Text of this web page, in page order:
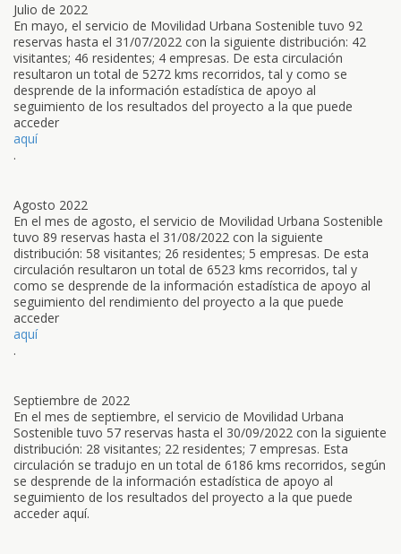
Julio de 2022
En mayo, el servicio de Movilidad Urbana Sostenible tuvo 92
reservas hasta el 31/07/2022 con la siguiente distribución: 42
visitantes; 46 residentes; 4 empresas. De esta circulación
resultaron un total de 5272 kms recorridos, tal y como se
desprende de la información estadística de apoyo al
seguimiento de los resultados del proyecto a la que puede
acceder
aquí
.
Agosto 2022
En el mes de agosto, el servicio de Movilidad Urbana Sostenible
tuvo 89 reservas hasta el 31/08/2022 con la siguiente
distribución: 58 visitantes; 26 residentes; 5 empresas. De esta
circulación resultaron un total de 6523 kms recorridos, tal y
como se desprende de la información estadística de apoyo al
seguimiento del rendimiento del proyecto a la que puede
acceder
aquí
.
Septiembre de 2022
En el mes de septiembre, el servicio de Movilidad Urbana
Sostenible tuvo 57 reservas hasta el 30/09/2022 con la siguiente
distribución: 28 visitantes; 22 residentes; 7 empresas. Esta
circulación se tradujo en un total de 6186 kms recorridos, según
se desprende de la información estadística de apoyo al
seguimiento de los resultados del proyecto a la que puede
acceder aquí.